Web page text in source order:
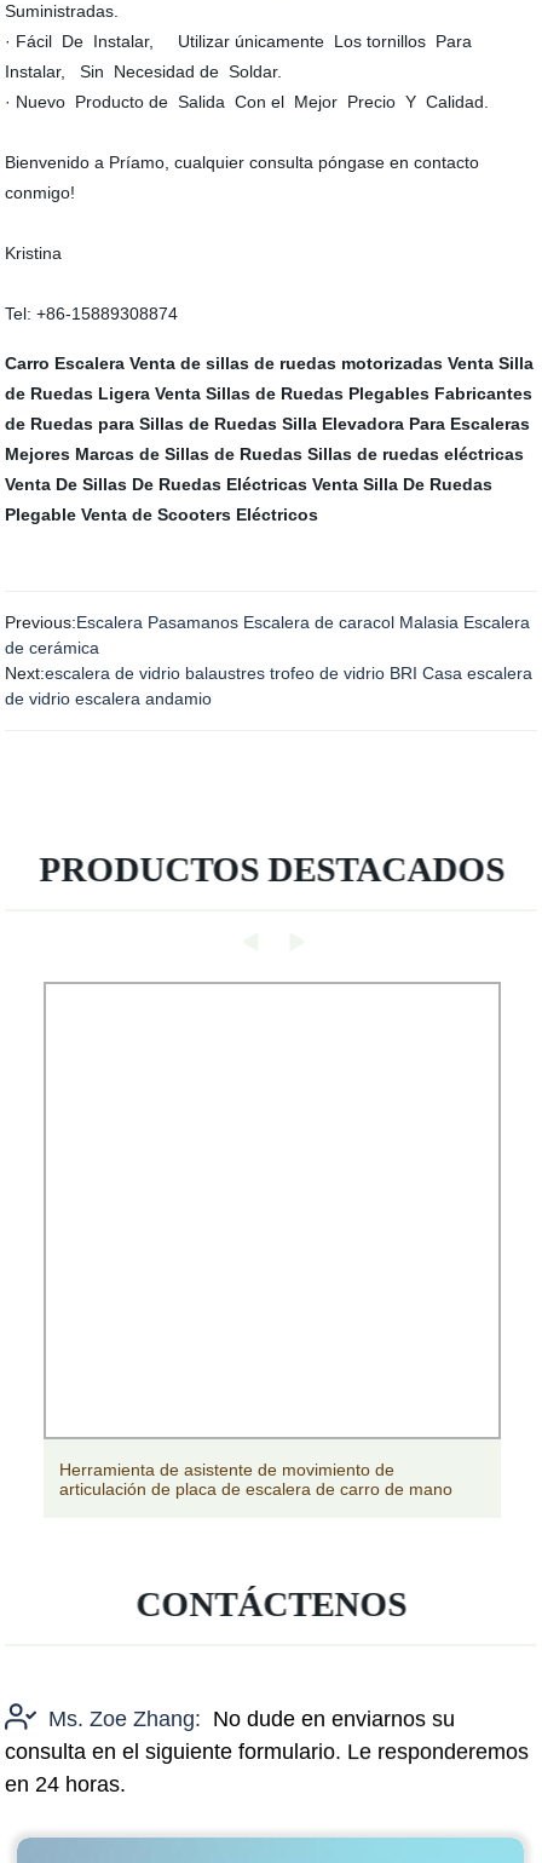
Suministradas.
· Fácil De Instalar, Utilizar únicamente Los tornillos Para
Instalar, Sin Necesidad de Soldar.
· Nuevo Producto de Salida Con el Mejor Precio Y Calidad.
Bienvenido a Príamo, cualquier consulta póngase en contacto
conmigo!
Kristina
Tel: +86-15889308874
Carro Escalera Venta de sillas de ruedas motorizadas Venta Silla
de Ruedas Ligera Venta Sillas de Ruedas Plegables Fabricantes
de Ruedas para Sillas de Ruedas Silla Elevadora Para Escaleras
Mejores Marcas de Sillas de Ruedas Sillas de ruedas eléctricas
Venta De Sillas De Ruedas Eléctricas Venta Silla De Ruedas
Plegable Venta de Scooters Eléctricos
Previous:Escalera Pasamanos Escalera de caracol Malasia Escalera
de cerámica
Next:escalera de vidrio balaustres trofeo de vidrio BRI Casa escalera
de vidrio escalera andamio
PRODUCTOS DESTACADOS
Herramienta de asistente de movimiento de
articulación de placa de escalera de carro de mano
CONTÁCTENOS
Ms. Zoe Zhang: No dude en enviarnos su
consulta en el siguiente formulario. Le responderemos
en 24 horas.